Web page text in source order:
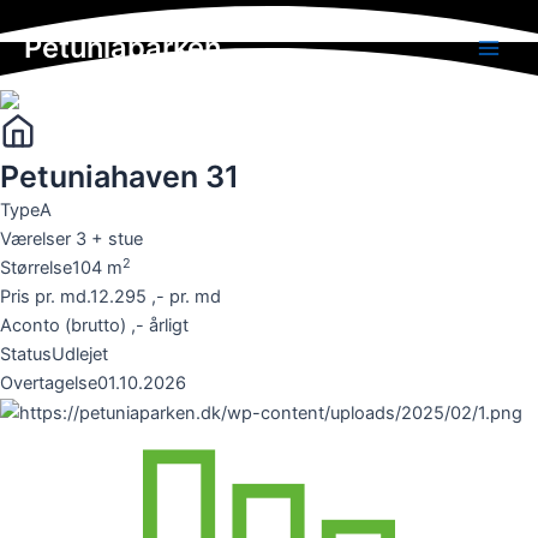
to
content
Petuniaparken
Main
Petuniahaven 31
TypeA
Værelser 3 + stue
Størrelse104 m2
Pris pr. md.12.295 ,- pr. md
Aconto (brutto) ,- årligt
StatusUdlejet
Overtagelse01.10.2026